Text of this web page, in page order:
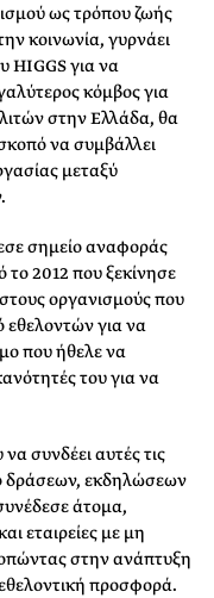
ως τρόπου ζωής
κοινωνία, γυρνάει
HIGGS για να
κόμβος για
στην Ελλάδα, θα
να συμβάλλει
μεταξύ
σημείο αναφοράς
2012 που ξεκίνησε
οργανισμούς που
εθελοντών για να
που ήθελε να
του για να
συνδέει αυτές τις
δράσεων, εκδηλώσεων
άτομα,
εταιρείες με μη
στην ανάπτυξη
προσφορά.